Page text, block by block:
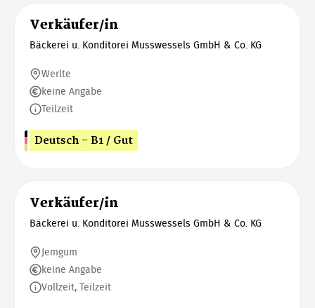
Verkäufer/in
Bäckerei u. Konditorei Musswessels GmbH & Co. KG
Werlte
keine Angabe
Teilzeit
Deutsch - B1 / Gut
Verkäufer/in
Bäckerei u. Konditorei Musswessels GmbH & Co. KG
Jemgum
keine Angabe
Vollzeit, Teilzeit